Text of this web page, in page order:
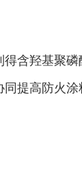
含羟基
提高防火